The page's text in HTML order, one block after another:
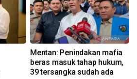
Mentan: Penindakan mafia
beras masuk tahap hukum,
39 tersangka sudah ada